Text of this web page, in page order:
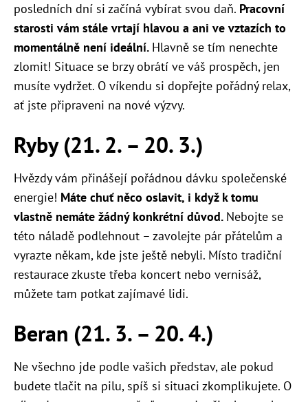
posledních dní si začíná vybírat svou daň. Pracovní
starosti vám stále vrtají hlavou a ani ve vztazích to
momentálně není ideální. Hlavně se tím nenechte
zlomit! Situace se brzy obrátí ve váš prospěch, jen
musíte vydržet. O víkendu si dopřejte pořádný relax,
ať jste připraveni na nové výzvy.
Ryby (21. 2. – 20. 3.)
Hvězdy vám přinášejí pořádnou dávku společenské
energie! Máte chuť něco oslavit, i když k tomu
vlastně nemáte žádný konkrétní důvod. Nebojte se
této náladě podlehnout – zavolejte pár přátelům a
vyrazte někam, kde jste ještě nebyli. Místo tradiční
restaurace zkuste třeba koncert nebo vernisáž,
můžete tam potkat zajímavé lidi.
Beran (21. 3. – 20. 4.)
Ne všechno jde podle vašich představ, ale pokud
budete tlačit na pilu, spíš si situaci zkomplikujete. O